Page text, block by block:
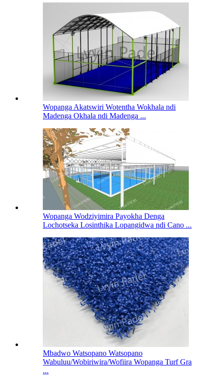
Wopanga Akatswiri Wotentha Wokhala ndi
Madenga Okhala ndi Madenga ...
Wopanga Wodziyimira Payokha Denga
Lochotseka Losinthika Lopangidwa ndi Cano ...
Mbadwo Watsopano Watsopano
Wabuluu/Wobiriwira/Wofiira Wopanga Turf Gra
...